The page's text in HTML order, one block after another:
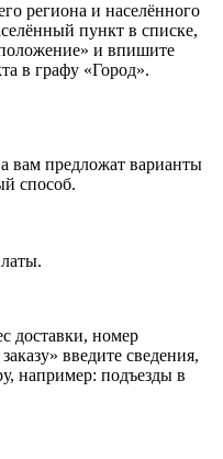
региона и населённого
пункт в списке,
и впишите
в графу «Город».
вам предложат варианты
способ.
доставки, номер
введите сведения,
например: подъезды в